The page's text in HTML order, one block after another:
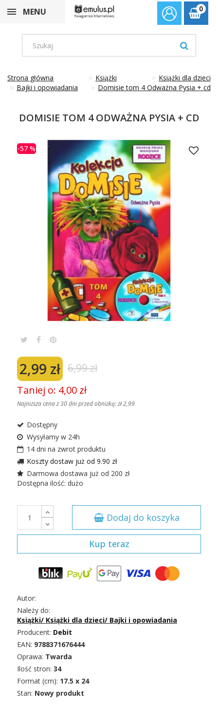
0
MENU
Strona główna Książki
Książki dla dzieci
Bajki i opowiadania
Domisie tom 4 Odważna Pysia + cd
DOMISIE TOM 4 ODWAŻNA PYSIA + CD
-57 %
Autor:
Należy do:
Książki/ Książki dla dzieci/ Bajki i opowiadania
Producent: Debit
EAN: 9788371676444
Oprawa: Twarda
Ilość stron: 34
Format (cm): 17.5 x 24
Stan: Nowy produkt
2,99 zł 6,99 zł
Taniej o: 4,00 zł
Najniższa cena z 30 dni przed obniżką:zł 2,99
Dostępny
Wysyłamy w 24h
14 dni na zwrot produktu
Koszty dostaw już od 9.90 zł
Darmowa dostawa już od 200 zł
Dostępna ilość: dużo
Dodaj do koszyka
Kup teraz